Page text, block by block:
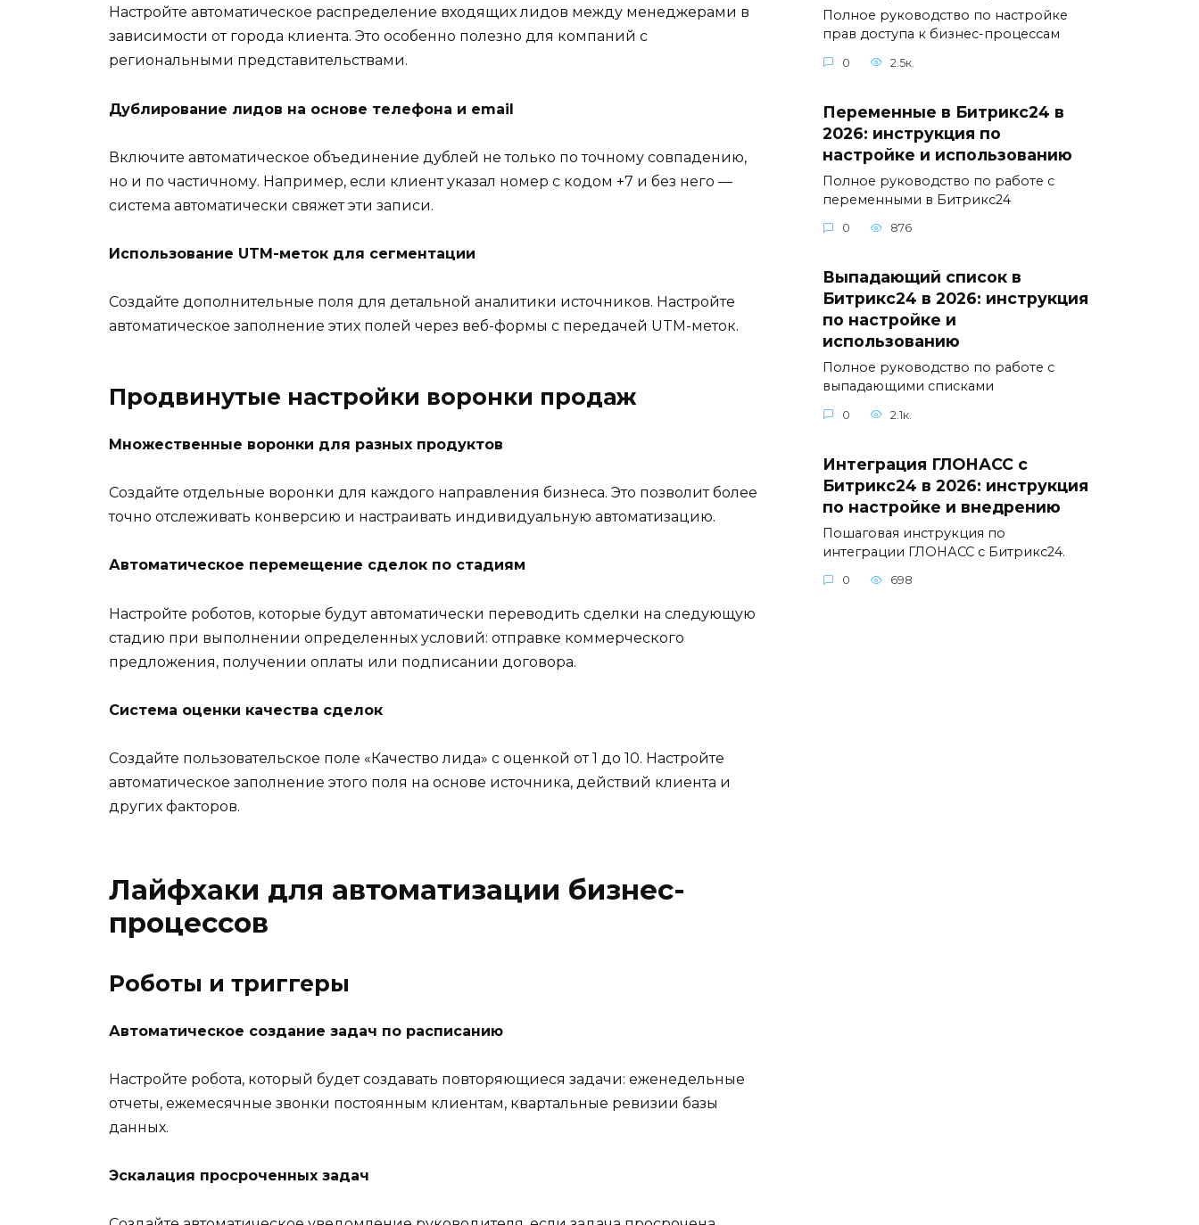
Настройте автоматическое распределение входящих лидов между менеджерами в
зависимости от города клиента. Это особенно полезно для компаний с
региональными представительствами.
Дублирование лидов на основе телефона и email
Включите автоматическое объединение дублей не только по точному совпадению,
но и по частичному. Например, если клиент указал номер с кодом +7 и без него —
система автоматически свяжет эти записи.
Использование UTM-меток для сегментации
Создайте дополнительные поля для детальной аналитики источников. Настройте
автоматическое заполнение этих полей через веб-формы с передачей UTM-меток.
Продвинутые настройки воронки продаж
Множественные воронки для разных продуктов
Создайте отдельные воронки для каждого направления бизнеса. Это позволит более
точно отслеживать конверсию и настраивать индивидуальную автоматизацию.
Автоматическое перемещение сделок по стадиям
Настройте роботов, которые будут автоматически переводить сделки на следующую
стадию при выполнении определенных условий: отправке коммерческого
предложения, получении оплаты или подписании договора.
Система оценки качества сделок
Создайте пользовательское поле «Качество лида» с оценкой от 1 до 10. Настройте
автоматическое заполнение этого поля на основе источника, действий клиента и
других факторов.
Лайфхаки для автоматизации бизнес-
процессов
Роботы и триггеры
Автоматическое создание задач по расписанию
Настройте робота, который будет создавать повторяющиеся задачи: еженедельные
отчеты, ежемесячные звонки постоянным клиентам, квартальные ревизии базы
данных.
Эскалация просроченных задач
Полное руководство по настройке
прав доступа к бизнес-процессам
0 2.5к.
Переменные в Битрикс24 в
2026: инструкция по
настройке и использованию
Полное руководство по работе с
переменными в Битрикс24
0 876
Выпадающий список в
Битрикс24 в 2026: инструкция
по настройке и
использованию
Полное руководство по работе с
выпадающими списками
0 2.1к.
Интеграция ГЛОНАСС с
Битрикс24 в 2026: инструкция
по настройке и внедрению
Пошаговая инструкция по
интеграции ГЛОНАСС с Битрикс24.
0 698